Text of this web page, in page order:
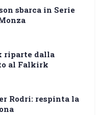
sbarca in Serie
riparte dalla
al Falkirk
Rodri: respinta la